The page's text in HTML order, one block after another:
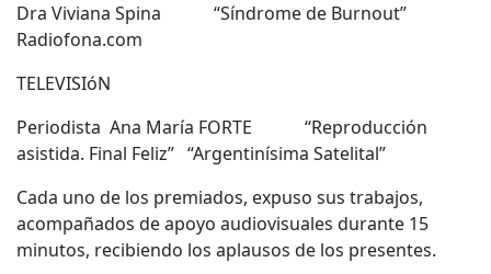
Dra Viviana Spina “Síndrome de Burnout”
Radiofona.com
TELEVISIóN
Periodista Ana María FORTE “Reproducción
asistida. Final Feliz” “Argentinísima Satelital”
Cada uno de los premiados, expuso sus trabajos,
acompañados de apoyo audiovisuales durante 15
minutos, recibiendo los aplausos de los presentes.